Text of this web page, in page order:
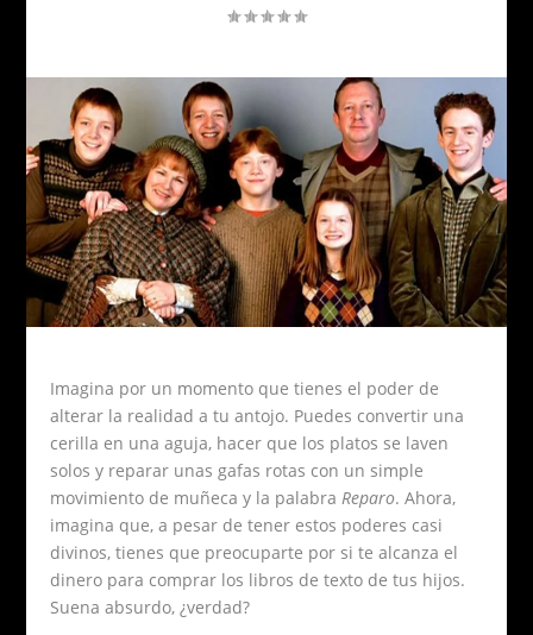
Imagina por un momento que tienes el poder de
alterar la realidad a tu antojo. Puedes convertir una
cerilla en una aguja, hacer que los platos se laven
solos y reparar unas gafas rotas con un simple
movimiento de muñeca y la palabra Reparo. Ahora,
imagina que, a pesar de tener estos poderes casi
divinos, tienes que preocuparte por si te alcanza el
dinero para comprar los libros de texto de tus hijos.
Suena absurdo, ¿verdad?